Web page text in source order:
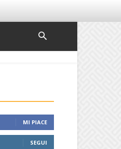
MI PIACE
SEGUI